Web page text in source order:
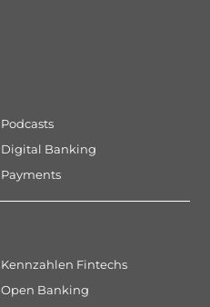
Podcasts
Digital Banking
Payments
Kennzahlen Fintechs
Open Banking